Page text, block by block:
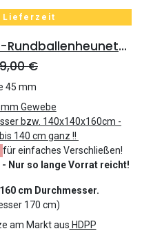
Lieferzeit
ABVERKAUF-45mm L Profi-Rundballenheunetz Titan - einfach vernäht - 6mm Gewebe - 170cmØx160cm/h - bis160cm Rundballen
€
45 mm
Gewebe
bzw. 140x140x160cm -
140 cm ganz !!
für einfaches Verschließen!
- Nur so lange Vorrat reicht!
cm Durchmesser.
170 cm)
am Markt aus HDPP